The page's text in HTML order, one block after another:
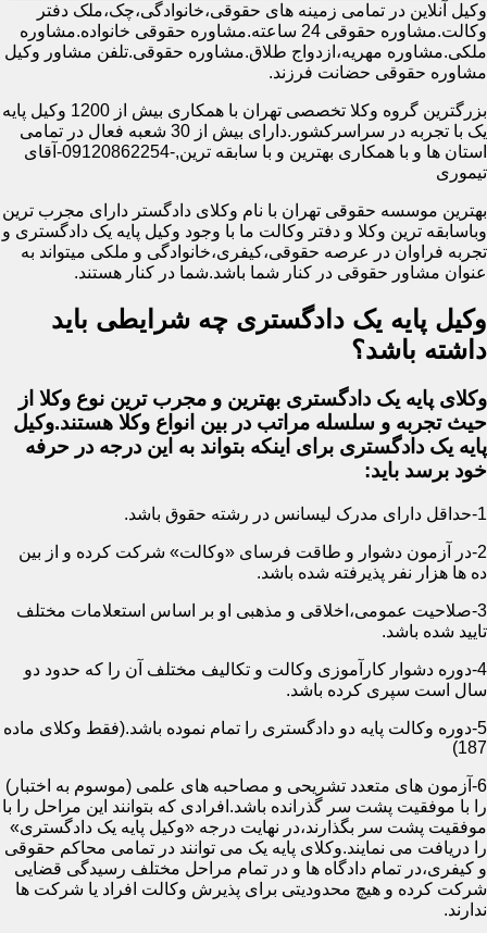
وکیل آنلاین در تمامی زمینه های حقوقی،خانوادگی،چک،ملک دفتر
وکالت.مشاوره حقوقی 24 ساعته.مشاوره حقوقی خانواده.مشاوره
ملکی.مشاوره مهریه،ازدواج طلاق.مشاوره حقوقی.تلفن مشاور وکیل
مشاوره حقوقی حضانت فرزند.
بزرگترین گروه وکلا تخصصی تهران با همکاری بیش از 1200 وکیل پایه
یک با تجربه در سراسرکشور.دارای بیش از 30 شعبه فعال در تمامی
استان ها و با همکاری بهترین و با سابقه ترین,-09120862254-آقای
تیموری
بهترین موسسه حقوقی تهران با نام وکلای دادگستر دارای مجرب ترین
وباسابقه ترین وکلا و دفتر وکالت ما با وجود وکیل پایه یک دادگستری و
تجربه فراوان در عرصه حقوقی،کیفری،خانوادگی و ملکی میتواند به
عنوان مشاور حقوقی در کنار شما باشد.شما در کنار هستند.
وکیل پایه یک دادگستری چه شرایطی باید
داشته باشد؟
وکلای پایه یک دادگستری بهترین و مجرب ترین نوع وکلا از
حیث تجربه و سلسله مراتب در بین انواع وکلا هستند.وکیل
پایه یک دادگستری برای اینکه بتواند به این درجه در حرفه
خود برسد باید:
1-حداقل دارای مدرک لیسانس در رشته حقوق باشد.
2-در آزمون دشوار و طاقت فرسای «وکالت» شرکت کرده و از بین
ده ها هزار نفر پذیرفته شده باشد.
3-صلاحیت عمومی،اخلاقی و مذهبی او بر اساس استعلامات مختلف
تایید شده باشد.
4-دوره دشوار کارآموزی وکالت و تکالیف مختلف آن را که حدود دو
سال است سپری کرده باشد.
5-دوره وکالت پایه دو دادگستری را تمام نموده باشد.(فقط وکلای ماده
187)
6-آزمون های متعدد تشریحی و مصاحبه های علمی (موسوم به اختبار)
را با موفقیت پشت سر گذرانده باشد.افرادی که بتوانند این مراحل را با
موفقیت پشت سر بگذارند،در نهایت درجه «وکیل پایه یک دادگستری»
را دریافت می نمایند.وکلای پایه یک می توانند در تمامی محاکم حقوقی
و کیفری،در تمام دادگاه ها و در تمام مراحل مختلف رسیدگی قضایی
شرکت کرده و هیچ محدودیتی برای پذیرش وکالت افراد یا شرکت ها
ندارند.